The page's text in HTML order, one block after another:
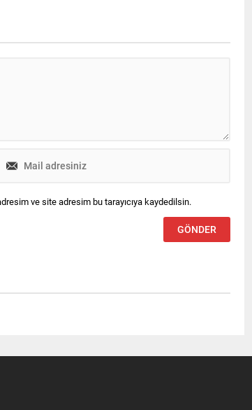
ve site adresim bu tarayıcıya kaydedilsin.